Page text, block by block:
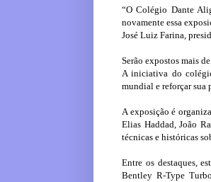
“O Colégio Dante
novamente essa
José Luiz Farina,
Serão expostos mais
A iniciativa do
mundial e reforçar sua
A exposição é
Elias Haddad, João
técnicas e históricas
Entre os destaques,
Bentley R-Type